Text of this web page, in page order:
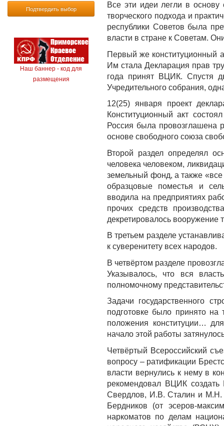
Подтвердить выбор
Наш баннер - код для
размещения
Все эти идеи легли в основу
творческого подхода и
республики Советов была
власти в стране к Советам.
Первый же конституционный
Им стала Декларация прав
года принят ВЦИК. Спустя
Учредительного собрания,
12(25) января проект
Конституционный акт
Россия была провозглашена
основе свободного союза
Второй раздел определял
человека человеком,
земельный фонд, а также
образцовые поместья и
вводила на предприятиях
прочих средств
декретировалось вооружение
В третьем разделе
к суверенитету всех народов.
В четвёртом разделе
Указывалось, что вся
полномочному
Задачи государственного
подготовке было принято
положения конституции…
начало этой работы
Четвёртый Всероссийский
вопросу – ратификации
власти вернулись к нему в
рекомендовал ВЦИК
Свердлов, И.В. Сталин и М.Н.
Бердников (от эсеров-
наркоматов по делам